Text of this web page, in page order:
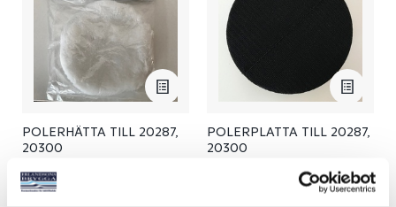
POLERHÄTTA TILL 20287,
20300
55 kr
POLERPLATTA TILL 20287,
20300